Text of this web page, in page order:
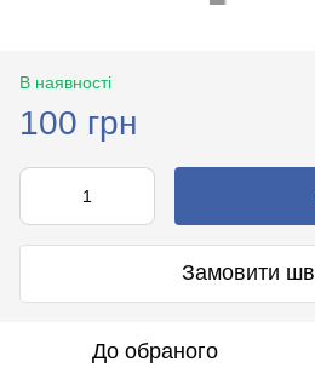
В наявності
100 грн
Замовити
До обраного